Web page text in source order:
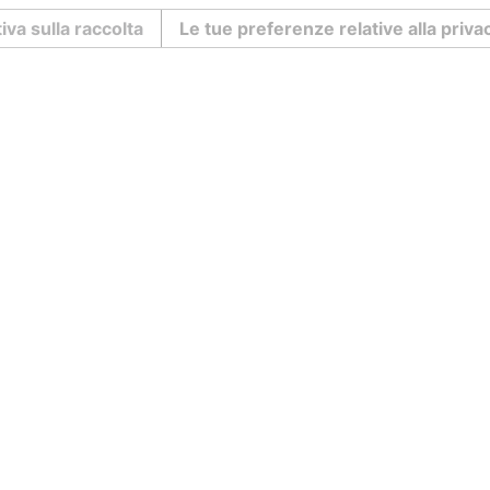
sulla raccolta Le tue preferenze relative alla